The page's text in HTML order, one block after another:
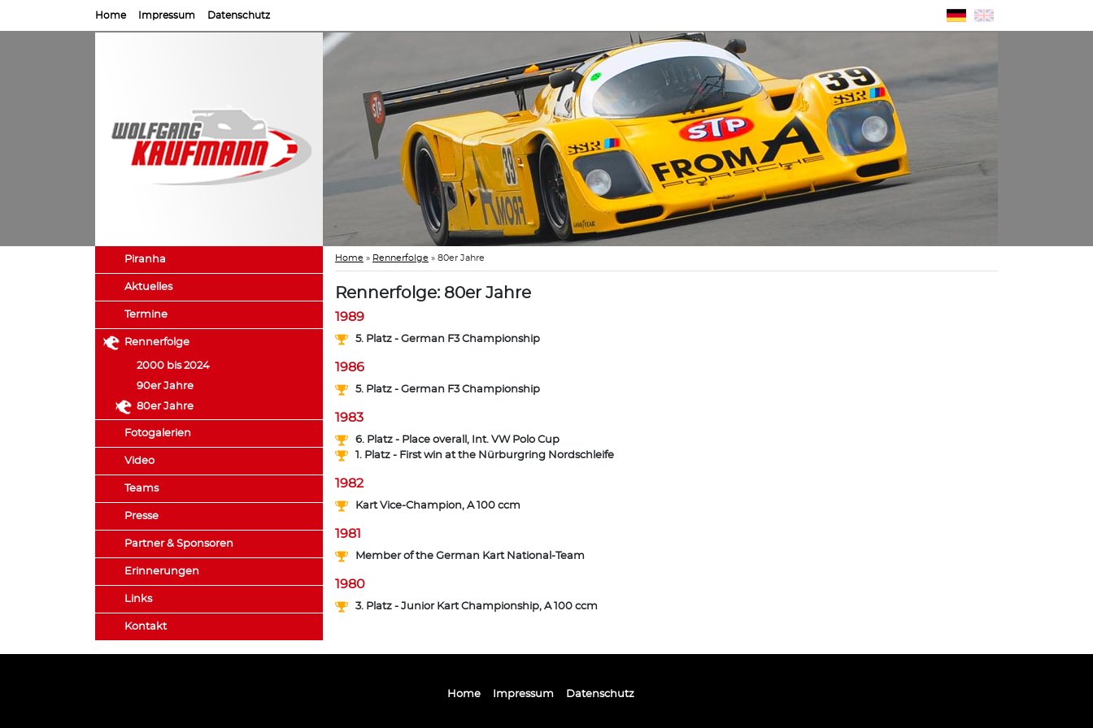
Home Impressum Datenschutz
Piranha
Aktuelles
Termine
Rennerfolge
2000 bis 2024
90er Jahre
80er Jahre
Fotogalerien
Video
Teams
Presse
Partner & Sponsoren
Erinnerungen
Links
Kontakt
Home » Rennerfolge » 80er Jahre
Rennerfolge: 80er Jahre
1989
5. Platz - German F3 Championship
1986
5. Platz - German F3 Championship
1983
6. Platz - Place overall, Int. VW Polo Cup
1. Platz - First win at the Nürburgring Nordschleife
1982
Kart Vice-Champion, A 100 ccm
1981
Member of the German Kart National-Team
1980
3. Platz - Junior Kart Championship, A 100 ccm
Home Impressum Datenschutz